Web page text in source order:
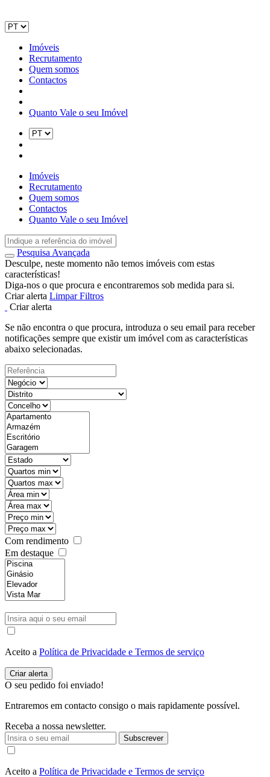
Imóveis
Recrutamento
Quem somos
Contactos
Quanto Vale o seu Imóvel
Imóveis
Recrutamento
Quem somos
Contactos
Quanto Vale o seu Imóvel
Pesquisa Avançada
Desculpe, neste momento não temos imóveis com estas
características!
Diga-nos o que procura e encontraremos sob medida para si.
Criar alerta Limpar Filtros
Criar alerta
Se não encontra o que procura, introduza o seu email para receber
notificações sempre que existir um imóvel com as características
abaixo selecionadas.
Com rendimento
Em destaque
Aceito a Política de Privacidade e Termos de serviço
O seu pedido foi enviado!
Entraremos em contacto consigo o mais rapidamente possível.
Receba a nossa newsletter.
Subscrever
Aceito a Política de Privacidade e Termos de serviço